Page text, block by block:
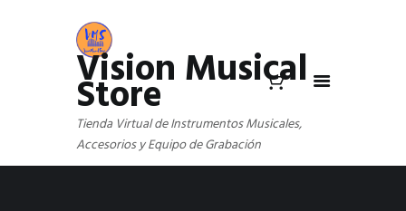
Vision Musical
Store
Tienda Virtual de Instrumentos Musicales,
Accesorios y Equipo de Grabación